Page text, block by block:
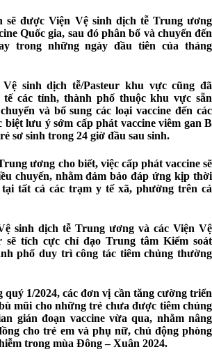
sẽ được Viện Vệ sinh dịch tễ Trung ương
Quốc gia, sau đó phân bổ và chuyển đến
trong những ngày đầu tiên của tháng
sinh dịch tễ/Pasteur khu vực cũng đã
các tỉnh, thành phố thuộc khu vực sẵn
và bổ sung các loại vaccine đến các
biệt lưu ý sớm cấp phát vaccine viêm gan B
sơ sinh trong 24 giờ đầu sau sinh.
ương cho biết, việc cấp phát vaccine sẽ
chuyến, nhằm đảm bảo đáp ứng kịp thời
tất cả các trạm y tế xã, phường trên cả
sinh dịch tễ Trung ương và các Viện Vệ
sẽ tích cực chỉ đạo Trung tâm Kiểm soát
phố duy trì công tác tiêm chủng thường
1/2024, các đơn vị cần tăng cường triển
mũi cho những trẻ chưa được tiêm chủng
gián đoạn vaccine vừa qua, nhằm nâng
cho trẻ em và phụ nữ, chủ động phòng
trong mùa Đông – Xuân 2024.